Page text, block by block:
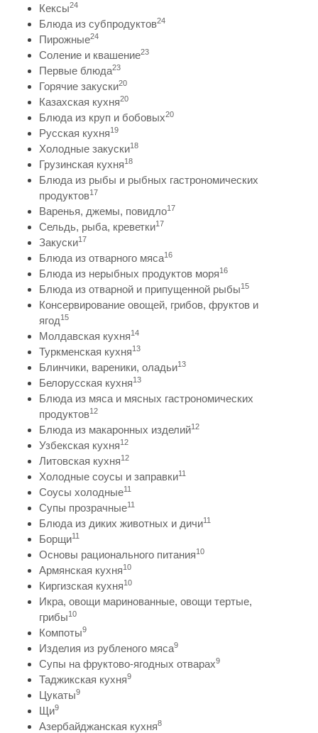
Кексы24
Блюда из субпродуктов24
Пирожные24
Соление и квашение23
Первые блюда23
Горячие закуски20
Казахская кухня20
Блюда из круп и бобовых20
Русская кухня19
Холодные закуски18
Грузинская кухня18
Блюда из рыбы и рыбных гастрономических
продуктов17
Варенья, джемы, повидло17
Сельдь, рыба, креветки17
Закуски17
Блюда из отварного мяса16
Блюда из нерыбных продуктов моря16
Блюда из отварной и припущенной рыбы15
Консервирование овощей, грибов, фруктов и
ягод15
Молдавская кухня14
Туркменская кухня13
Блинчики, вареники, оладьи13
Белорусская кухня13
Блюда из мяса и мясных гастрономических
продуктов12
Блюда из макаронных изделий12
Узбекская кухня12
Литовская кухня12
Холодные соусы и заправки11
Соусы холодные11
Супы прозрачные11
Блюда из диких животных и дичи11
Борщи11
Основы рационального питания10
Армянская кухня10
Киргизская кухня10
Икра, овощи маринованные, овощи тертые,
грибы10
Компоты9
Изделия из рубленого мяса9
Супы на фруктово-ягодных отварах9
Таджикская кухня9
Цукаты9
Щи9
Азербайджанская кухня8